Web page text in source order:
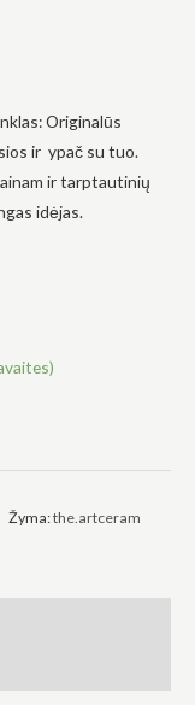
Originalūs
ir ypač su tuo.
ir tarptautinių
idėjas.
Žyma:the.artceram